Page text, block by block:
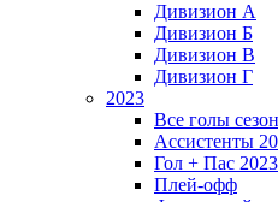
Дивизион A
Дивизион Б
Дивизион В
Дивизион Г
2023
Все голы
Ассистенты
Гол + Пас 2023
Плей-офф